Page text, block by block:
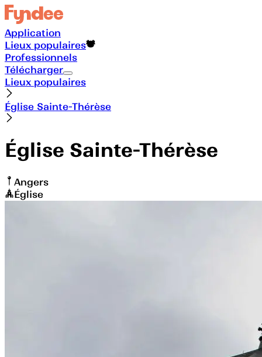
Application
Lieux populaires
Professionnels
Télécharger
Lieux populaires
Église Sainte-Thérèse
Église Sainte-Thérèse
Angers
Église